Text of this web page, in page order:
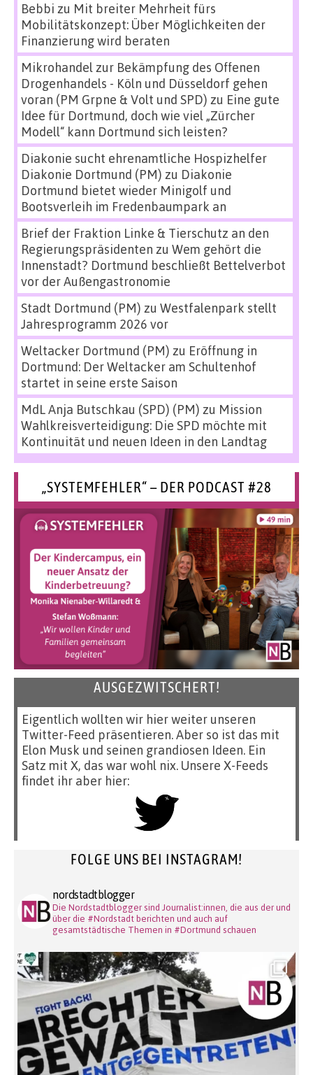
Bebbi zu Mit breiter Mehrheit fürs
Mobilitätskonzept: Über Möglichkeiten der
Finanzierung wird beraten
Mikrohandel zur Bekämpfung des Offenen
Drogenhandels - Köln und Düsseldorf gehen
voran (PM Grpne & Volt und SPD) zu Eine gute
Idee für Dortmund, doch wie viel „Zürcher
Modell“ kann Dortmund sich leisten?
Diakonie sucht ehrenamtliche Hospizhelfer
Diakonie Dortmund (PM) zu Diakonie
Dortmund bietet wieder Minigolf und
Bootsverleih im Fredenbaumpark an
Brief der Fraktion Linke & Tierschutz an den
Regierungspräsidenten zu Wem gehört die
Innenstadt? Dortmund beschließt Bettelverbot
vor der Außengastronomie
Stadt Dortmund (PM) zu Westfalenpark stellt
Jahresprogramm 2026 vor
Weltacker Dortmund (PM) zu Eröffnung in
Dortmund: Der Weltacker am Schultenhof
startet in seine erste Saison
MdL Anja Butschkau (SPD) (PM) zu Mission
Wahlkreisverteidigung: Die SPD möchte mit
Kontinuität und neuen Ideen in den Landtag
„SYSTEMFEHLER“ – DER PODCAST #28
AUSGEZWITSCHERT!
Eigentlich wollten wir hier weiter unseren
Twitter-Feed präsentieren. Aber so ist das mit
Elon Musk und seinen grandiosen Ideen. Ein
Satz mit X, das war wohl nix. Unsere X-Feeds
findet ihr aber hier:
FOLGE UNS BEI INSTAGRAM!
nordstadtblogger
Die Nordstadtblogger sind Journalist:innen, die aus der und
über die #Nordstadt berichten und auch auf
gesamtstädtische Themen in #Dortmund schauen